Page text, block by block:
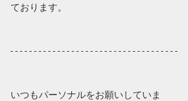
ております。
いつもパーソナルをお願いしていま